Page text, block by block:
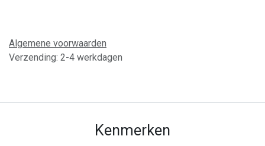
Algemene voorwaarden
Verzending: 2-4 werkdagen
Kenmerken